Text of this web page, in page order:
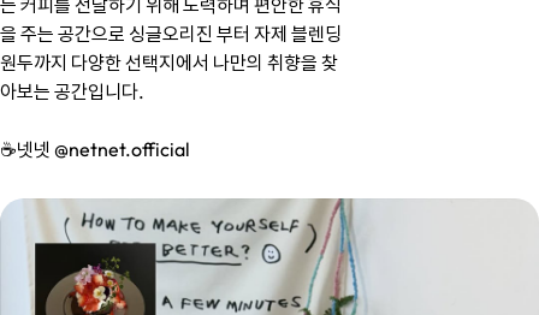
는 커피를 전달하기 위해 노력하며 편안한 휴식
을 주는 공간으로 싱글오리진 부터 자제 블렌딩
원두까지 다양한 선택지에서 나만의 취향을 찾
아보는 공간입니다.
☕️넷넷 @netnet.official